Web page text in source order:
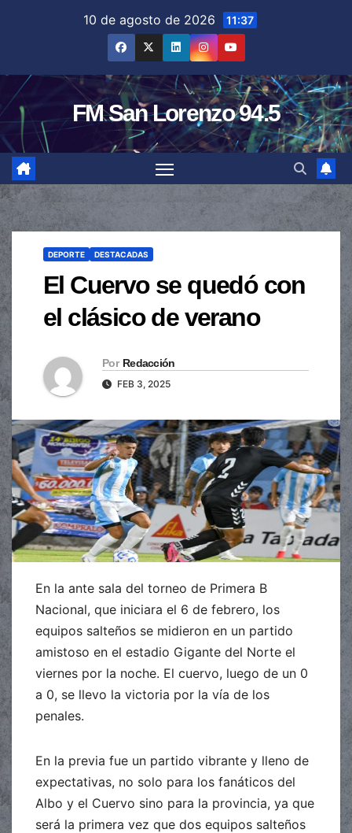
10 de agosto de 2026 11:37
FM San Lorenzo 94.5
DEPORTE DESTACADAS
El Cuervo se quedó con
el clásico de verano
Por Redacción
FEB 3, 2025
En la ante sala del torneo de Primera B
Nacional, que iniciara el 6 de febrero, los
equipos salteños se midieron en un partido
amistoso en el estadio Gigante del Norte el
viernes por la noche. El cuervo, luego de un 0
a 0, se llevo la victoria por la vía de los
penales.
En la previa fue un partido vibrante y lleno de
expectativas, no solo para los fanáticos del
Albo y el Cuervo sino para la provincia, ya que
será la primera vez que dos equipos salteños